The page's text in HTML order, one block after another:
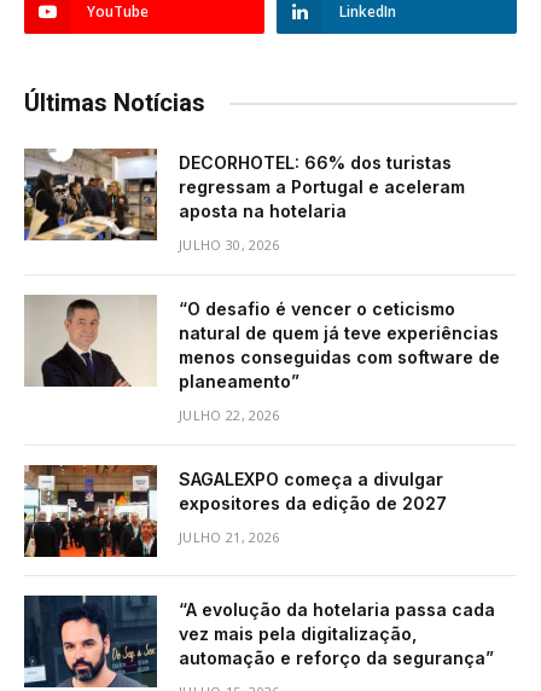
YouTube LinkedIn
Últimas Notícias
DECORHOTEL: 66% dos turistas
regressam a Portugal e aceleram
aposta na hotelaria
JULHO 30, 2026
“O desafio é vencer o ceticismo
natural de quem já teve experiências
menos conseguidas com software de
planeamento”
JULHO 22, 2026
SAGALEXPO começa a divulgar
expositores da edição de 2027
JULHO 21, 2026
“A evolução da hotelaria passa cada
vez mais pela digitalização,
automação e reforço da segurança”